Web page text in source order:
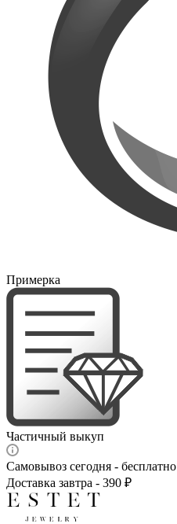
Примерка
Частичный выкуп
Самовывоз сегодня - бесплатно
Доставка завтра - 390 ₽